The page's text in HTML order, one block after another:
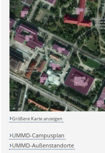
Sicherheitsabfrage:
Größere Karte anzeigen
UMMD-Campusplan
UMMD-Außenstandorte